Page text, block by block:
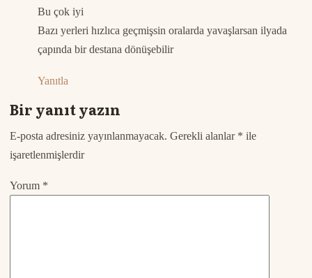
Bu çok iyi
Bazı yerleri hızlıca geçmişsin oralarda yavaşlarsan ilyada
çapında bir destana dönüşebilir
Yanıtla
Bir yanıt yazın
E-posta adresiniz yayınlanmayacak. Gerekli alanlar * ile
işaretlenmişlerdir
Yorum *